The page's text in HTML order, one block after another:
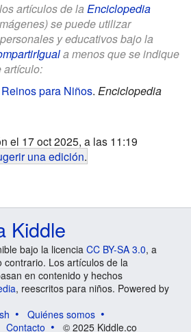
artículos de la Enciclopedia
se puede utilizar
y educativos bajo la
a menos que se indique
artículo:
para Niños. Enciclopedia
el 17 oct 2025, a las 11:19
una edición.
Kiddle
bajo la licencia CC BY-SA 3.0, a
contrario. Los artículos de la
en contenido y hechos
, reescritos para niños. Powered by
Quiénes somos
Contacto © 2025 Kiddle.co